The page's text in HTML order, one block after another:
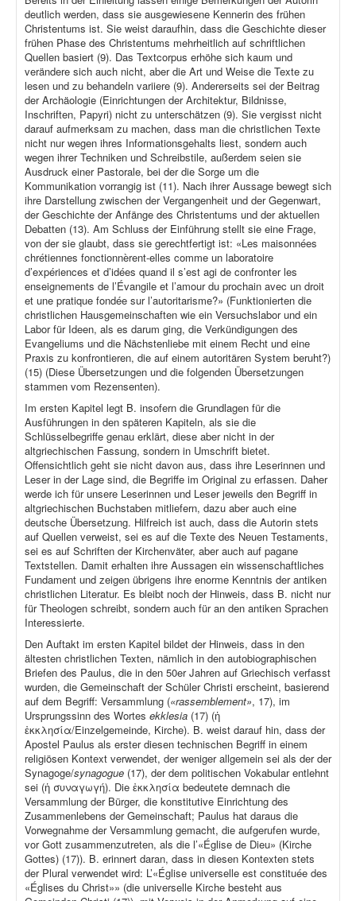
deutlich werden, dass sie ausgewiesene Kennerin des frühen
Christentums ist. Sie weist daraufhin, dass die Geschichte dieser
frühen Phase des Christentums mehrheitlich auf schriftlichen
Quellen basiert (9). Das Textcorpus erhöhe sich kaum und
verändere sich auch nicht, aber die Art und Weise die Texte zu
lesen und zu behandeln variiere (9). Andererseits sei der Beitrag
der Archäologie (Einrichtungen der Architektur, Bildnisse,
Inschriften, Papyri) nicht zu unterschätzen (9). Sie vergisst nicht
darauf aufmerksam zu machen, dass man die christlichen Texte
nicht nur wegen ihres Informationsgehalts liest, sondern auch
wegen ihrer Techniken und Schreibstile, außerdem seien sie
Ausdruck einer Pastorale, bei der die Sorge um die
Kommunikation vorrangig ist (11). Nach ihrer Aussage bewegt sich
ihre Darstellung zwischen der Vergangenheit und der Gegenwart,
der Geschichte der Anfänge des Christentums und der aktuellen
Debatten (13). Am Schluss der Einführung stellt sie eine Frage,
von der sie glaubt, dass sie gerechtfertigt ist: «Les maisonnées
chrétiennes fonctionnèrent-elles comme un laboratoire
d’expériences et d’idées quand il s’est agi de confronter les
enseignements de l’Évangile et l’amour du prochain avec un droit
et une pratique fondée sur l’autoritarisme?» (Funktionierten die
christlichen Hausgemeinschaften wie ein Versuchslabor und ein
Labor für Ideen, als es darum ging, die Verkündigungen des
Evangeliums und die Nächstenliebe mit einem Recht und eine
Praxis zu konfrontieren, die auf einem autoritären System beruht?)
(15) (Diese Übersetzungen und die folgenden Übersetzungen
stammen vom Rezensenten).
Im ersten Kapitel legt B. insofern die Grundlagen für die
Ausführungen in den späteren Kapiteln, als sie die
Schlüsselbegriffe genau erklärt, diese aber nicht in der
altgriechischen Fassung, sondern in Umschrift bietet.
Offensichtlich geht sie nicht davon aus, dass ihre Leserinnen und
Leser in der Lage sind, die Begriffe im Original zu erfassen. Daher
werde ich für unsere Leserinnen und Leser jeweils den Begriff in
altgriechischen Buchstaben mitliefern, dazu aber auch eine
deutsche Übersetzung. Hilfreich ist auch, dass die Autorin stets
auf Quellen verweist, sei es auf die Texte des Neuen Testaments,
sei es auf Schriften der Kirchenväter, aber auch auf pagane
Textstellen. Damit erhalten ihre Aussagen ein wissenschaftliches
Fundament und zeigen übrigens ihre enorme Kenntnis der antiken
christlichen Literatur. Es bleibt noch der Hinweis, dass B. nicht nur
für Theologen schreibt, sondern auch für an den antiken Sprachen
Interessierte.
Den Auftakt im ersten Kapitel bildet der Hinweis, dass in den
ältesten christlichen Texten, nämlich in den autobiographischen
Briefen des Paulus, die in den 50er Jahren auf Griechisch verfasst
wurden, die Gemeinschaft der Schüler Christi erscheint, basierend
auf dem Begriff: Versammlung («rassemblement», 17), im
Ursprungssinn des Wortes ekklesia (17) (ἡ
ἐκκλησία/Einzelgemeinde, Kirche). B. weist darauf hin, dass der
Apostel Paulus als erster diesen technischen Begriff in einem
religiösen Kontext verwendet, der weniger allgemein sei als der der
Synagoge/synagogue (17), der dem politischen Vokabular entlehnt
sei (ἡ συναγωγή). Die ἐκκλησία bedeutete demnach die
Versammlung der Bürger, die konstitutive Einrichtung des
Zusammenlebens der Gemeinschaft; Paulus hat daraus die
Vorwegnahme der Versammlung gemacht, die aufgerufen wurde,
vor Gott zusammenzutreten, als die l’«Église de Dieu» (Kirche
Gottes) (17)). B. erinnert daran, dass in diesen Kontexten stets
der Plural verwendet wird: L’«Église universelle est constituée des
«Églises du Christ»» (die universelle Kirche besteht aus